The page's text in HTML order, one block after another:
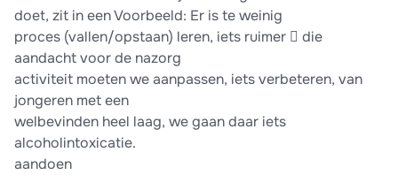
doet, zit in een Voorbeeld: Er is te weinig
proces (vallen/opstaan) leren, iets ruimer  die
aandacht voor de nazorg
activiteit moeten we aanpassen, iets verbeteren, van
jongeren met een
welbevinden heel laag, we gaan daar iets
alcoholintoxicatie.
aandoen